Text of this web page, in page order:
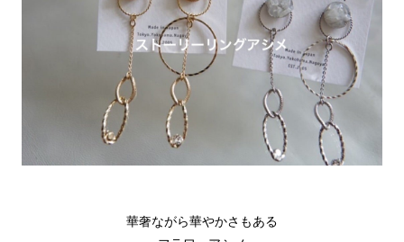
華奢ながら華やかさもある